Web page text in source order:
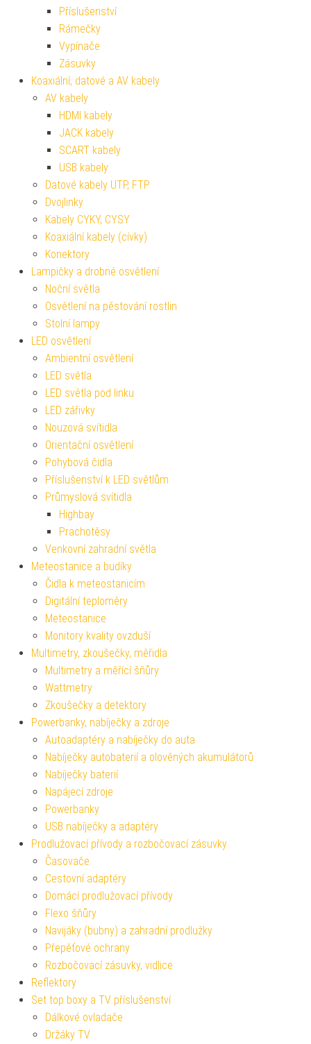
Příslušenství
Rámečky
Vypínače
Zásuvky
Koaxiální, datové a AV kabely
AV kabely
HDMI kabely
JACK kabely
SCART kabely
USB kabely
Datové kabely UTP, FTP
Dvojlinky
Kabely CYKY, CYSY
Koaxiální kabely (cívky)
Konektory
Lampičky a drobné osvětlení
Noční světla
Osvětlení na pěstování rostlin
Stolní lampy
LED osvětlení
Ambientní osvětlení
LED světla
LED světla pod linku
LED zářivky
Nouzová svítidla
Orientační osvětlení
Pohybová čidla
Příslušenství k LED světlům
Průmyslová svítidla
Highbay
Prachotěsy
Venkovní zahradní světla
Meteostanice a budíky
Čidla k meteostanicím
Digitální teploměry
Meteostanice
Monitory kvality ovzduší
Multimetry, zkoušečky, měřidla
Multimetry a měřící šňůry
Wattmetry
Zkoušečky a detektory
Powerbanky, nabíječky a zdroje
Autoadaptéry a nabíječky do auta
Nabíječky autobaterií a olověných akumulátorů
Nabíječky baterií
Napájecí zdroje
Powerbanky
USB nabíječky a adaptéry
Prodlužovací přívody a rozbočovací zásuvky
Časovače
Cestovní adaptéry
Domácí prodlužovací přívody
Flexo šňůry
Navijáky (bubny) a zahradní prodlužky
Přepěťové ochrany
Rozbočovací zásuvky, vidlice
Reflektory
Set top boxy a TV příslušenství
Dálkové ovladače
Držáky TV